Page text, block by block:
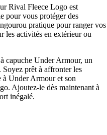
Rival Fleece Logo est
pour vous protéger des
pratique pour ranger vos
les activités en extérieur ou
capuche Under Armour, un
prêt à affronter les
à Under Armour et son
Ajoutez-le dès maintenant à
inégalé.